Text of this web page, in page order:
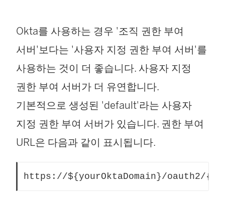
Okta를 사용하는 경우 '조직 권한 부여
서버'보다는 '사용자 지정 권한 부여 서버'를
사용하는 것이 더 좋습니다. 사용자 지정
권한 부여 서버가 더 유연합니다.
기본적으로 생성된 'default'라는 사용자
지정 권한 부여 서버가 있습니다. 권한 부여
URL은 다음과 같이 표시됩니다.
https://${yourOktaDomain}/oauth2/